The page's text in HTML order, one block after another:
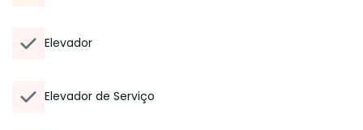
Elevador
Elevador de Serviço